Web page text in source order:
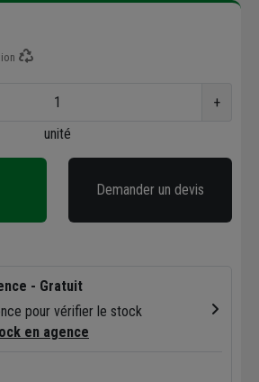
+
unité
Demander un devis
- Gratuit
pour vérifier le stock
en agence